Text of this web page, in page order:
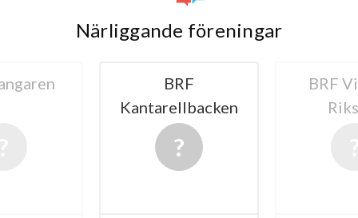
Närliggande föreningar
BRF
Kantarellbacken
BRF